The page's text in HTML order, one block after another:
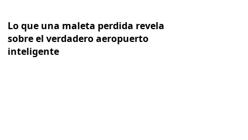
Lo que una maleta perdida revela
sobre el verdadero aeropuerto
inteligente